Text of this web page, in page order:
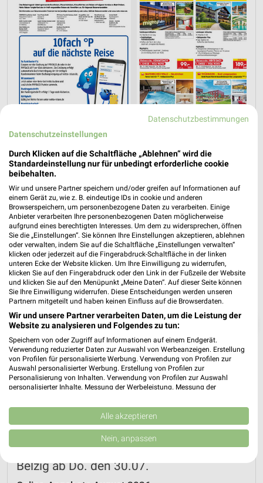
Jetzt alle "Urlaub & Reisen" Themen entdecken!
❯
Netto Marken-Discount Prospekt für Bad
Belzig ab Do. den 30.07.
Datenschutzbestimmungen
Datenschutzeinstellungen
Durch Klicken auf die Schaltfläche „Ablehnen“ wird die
Standardeinstellung nur für unbedingt erforderliche cookie
beibehalten.
Wir und unsere Partner speichern und/oder greifen auf Informationen auf
einem Gerät zu, wie z. B. eindeutige IDs in cookie und anderen
Browserspeichern, um personenbezogene Daten zu verarbeiten. Einige
Anbieter verarbeiten Ihre personenbezogenen Daten möglicherweise
aufgrund eines berechtigten Interesses. Um dem zu widersprechen, öffnen
Sie die „Einstellungen“. Sie können Ihre Einstellungen akzeptieren, ablehnen
oder verwalten, indem Sie auf die Schaltfläche „Einstellungen verwalten“
klicken oder jederzeit auf die Fingerabdruck-Schaltfläche in der linken
unteren Ecke der Website klicken. Um Ihre Einwilligung zu widerrufen,
klicken Sie auf den Fingerabdruck oder den Link in der Fußzeile der Website
und klicken Sie auf den Menüpunkt „Meine Daten“. Auf dieser Seite können
Sie Ihre Einwilligung widerrufen. Diese Entscheidungen werden unseren
Partnern mitgeteilt und haben keinen Einfluss auf die Browserdaten.
Wir und unsere Partner verarbeiten Daten, um die Leistung der
Website zu analysieren und Folgendes zu tun:
Speichern von oder Zugriff auf Informationen auf einem Endgerät.
Verwendung reduzierter Daten zur Auswahl von Werbeanzeigen. Erstellung
von Profilen für personalisierte Werbung. Verwendung von Profilen zur
Auswahl personalisierter Werbung. Erstellung von Profilen zur
Personalisierung von Inhalten. Verwendung von Profilen zur Auswahl
personalisierter Inhalte. Messung der Werbeleistung. Messung der
Kombinationen von Daten aus verschiedenen Quellen. Entwicklung und
Verbesserung der Angebote. Verwendung reduzierter Daten zur Auswahl
von Inhalten.
Daten können außerhalb der Europäischen Union weitergegeben und in die
USA gesendet werden.
Website/App.
Alle akzeptieren
Nein, anpassen